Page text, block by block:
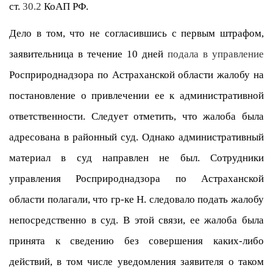
ст. 30.2 КоАП РФ.
Дело в том, что не согласившись с первым штрафом,
заявительница в течение 10 дней подала в управление
Росприроднадзора по Астраханской области жалобу на
постановление о привлечении ее к административной
ответственности. Следует отметить, что жалоба была
адресована в районный суд. Однако административный
материал в суд направлен не был. Сотрудники
управления Росприроднадзора по Астраханской
области полагали, что гр-ке Н. следовало подать жалобу
непосредственно в суд. В этой связи, ее жалоба была
принята к сведению без совершения каких-либо
действий, в том числе уведомления заявителя о таком